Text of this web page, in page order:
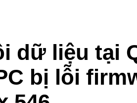
dữ liệu tại
bị lỗi